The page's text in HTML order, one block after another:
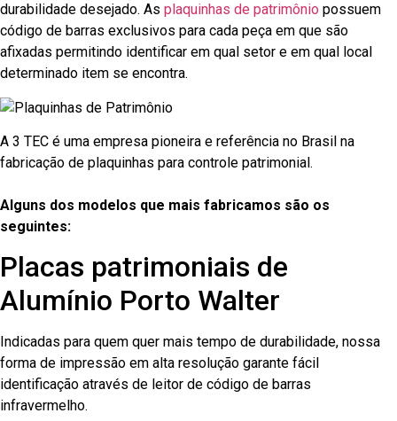
durabilidade desejado. As plaquinhas de patrimônio possuem
código de barras exclusivos para cada peça em que são
afixadas permitindo identificar em qual setor e em qual local
determinado item se encontra.
A 3 TEC é uma empresa pioneira e referência no Brasil na
fabricação de plaquinhas para controle patrimonial.
Alguns dos modelos que mais fabricamos são os
seguintes:
Placas patrimoniais de
Alumínio Porto Walter
Indicadas para quem quer mais tempo de durabilidade, nossa
forma de impressão em alta resolução garante fácil
identificação através de leitor de código de barras
infravermelho.